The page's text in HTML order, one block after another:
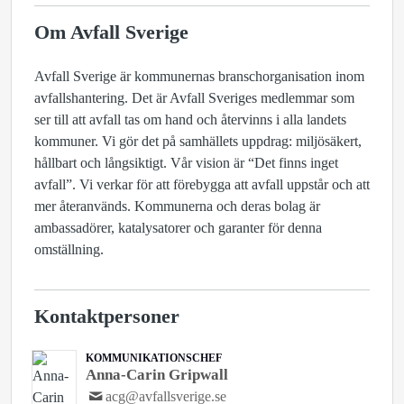
Om Avfall Sverige
Avfall Sverige är kommunernas branschorganisation inom
avfallshantering. Det är Avfall Sveriges medlemmar som
ser till att avfall tas om hand och återvinns i alla landets
kommuner. Vi gör det på samhällets uppdrag: miljösäkert,
hållbart och långsiktigt. Vår vision är “Det finns inget
avfall”. Vi verkar för att förebygga att avfall uppstår och att
mer återanvänds. Kommunerna och deras bolag är
ambassadörer, katalysatorer och garanter för denna
omställning.
Kontaktpersoner
KOMMUNIKATIONSCHEF
Anna-Carin Gripwall
acg@avfallsverige.se